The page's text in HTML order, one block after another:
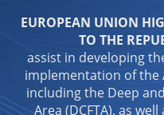
EUROPEAN UNION
TO THE
assist in developing
implementation of the
including the Deep
Area (DCFTA), as